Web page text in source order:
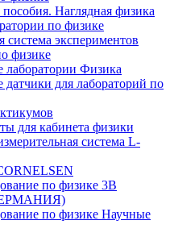
Наглядная физика
по физике
система экспериментов
физике
Физика
для лабораторий по
для кабинета физики
система L-
по физике 3B
по физике Научные